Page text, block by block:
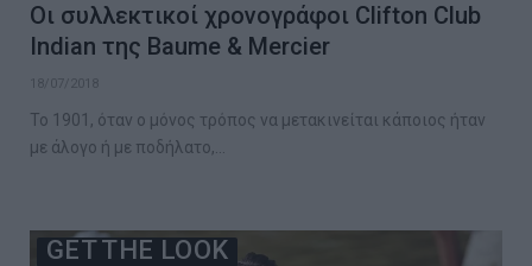
Οι συλλεκτικοί χρονογράφοι Clifton Club
Indian της Baume & Mercier
18/07/2018
Το 1901, όταν ο μόνος τρόπος να μετακινείται κάποιος ήταν
με άλογο ή με ποδήλατο,…
GET THE LOOK